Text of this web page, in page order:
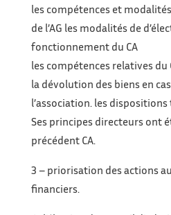
les compétences et
de l’AG les modalités de
fonctionnement du CA
les compétences relatives du
la dévolution des biens en
l’association. les
Ses principes directeurs ont
précédent CA.
3 – priorisation des actions
financiers.